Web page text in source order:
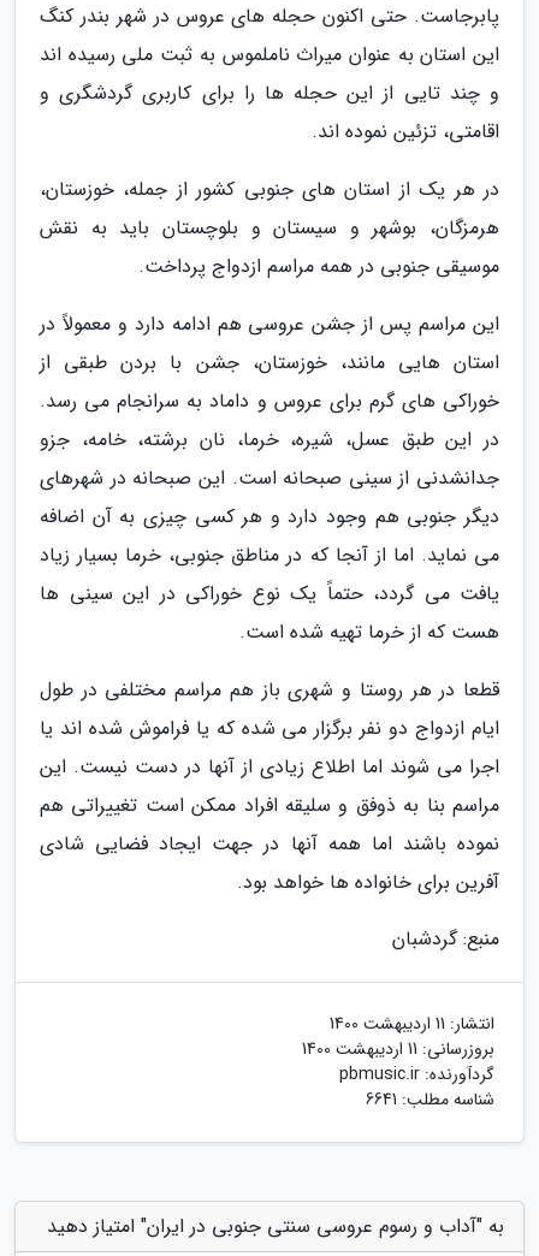
پابرجاست. حتی اکنون حجله های عروس در شهر بندر کنگ
این استان به عنوان میراث ناملموس به ثبت ملی رسیده اند
و چند تایی از این حجله ها را برای کاربری گردشگری و
اقامتی، تزئین نموده اند.
در هر یک از استان های جنوبی کشور از جمله، خوزستان،
هرمزگان، بوشهر و سیستان و بلوچستان باید به نقش
موسیقی جنوبی در همه مراسم ازدواج پرداخت.
این مراسم پس از جشن عروسی هم ادامه دارد و معمولاً در
استان هایی مانند، خوزستان، جشن با بردن طبقی از
خوراکی های گرم برای عروس و داماد به سرانجام می رسد.
در این طبق عسل، شیره، خرما، نان برشته، خامه، جزو
جدانشدنی از سینی صبحانه است. این صبحانه در شهرهای
دیگر جنوبی هم وجود دارد و هر کسی چیزی به آن اضافه
می نماید. اما از آنجا که در مناطق جنوبی، خرما بسیار زیاد
یافت می گردد، حتماً یک نوع خوراکی در این سینی ها
هست که از خرما تهیه شده است.
قطعا در هر روستا و شهری باز هم مراسم مختلفی در طول
ایام ازدواج دو نفر برگزار می شده که یا فراموش شده اند یا
اجرا می شوند اما اطلاع زیادی از آنها در دست نیست. این
مراسم بنا به ذوفق و سلیقه افراد ممکن است تغییراتی هم
نموده باشند اما همه آنها در جهت ایجاد فضایی شادی
آفرین برای خانواده ها خواهد بود.
منبع: گردشبان
انتشار: 11 اردیبهشت 1400
بروزرسانی: 11 اردیبهشت 1400
گردآورنده: pbmusic.ir
شناسه مطلب: 6641
به "آداب و رسوم عروسی سنتی جنوبی در ایران" امتیاز دهید